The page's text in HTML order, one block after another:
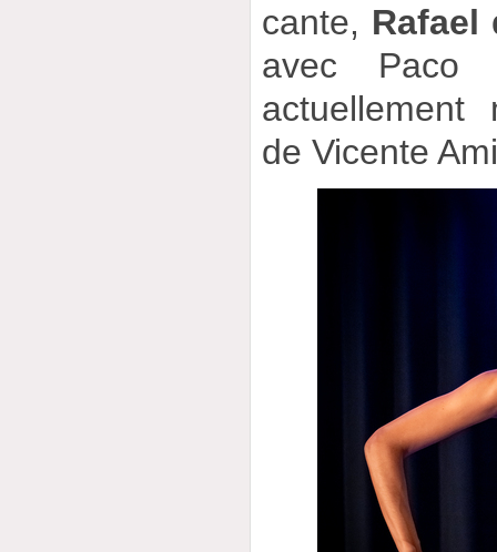
cante, Rafael
avec
actuellement
de Vicente